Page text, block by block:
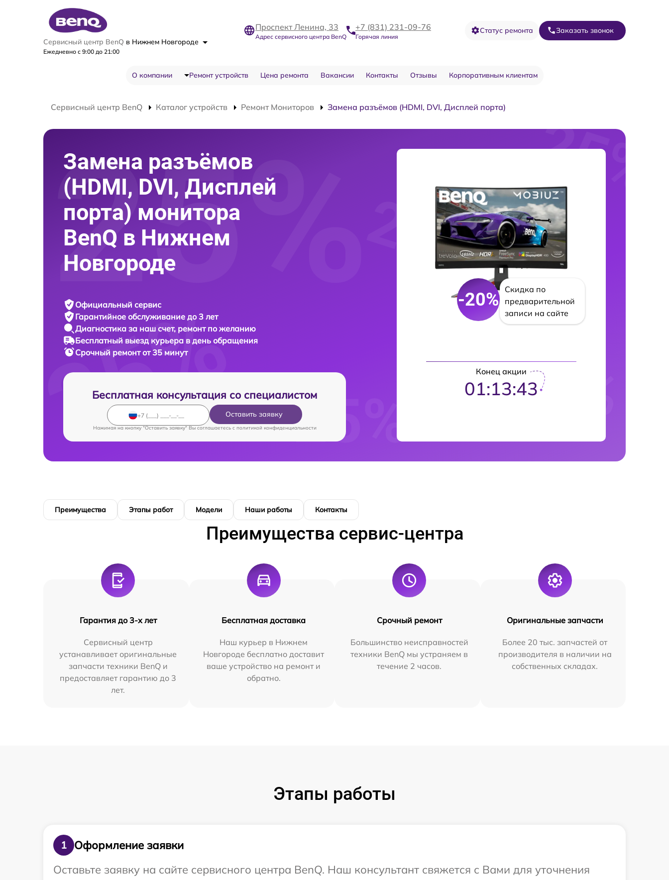
Сервисный центр BenQ в Нижнем Новгороде
Ежедневно с 9:00 до 21:00
Проспект Ленина, 33
Адрес сервисного центра BenQ
+7 (831) 231-09-76
Горячая линия
Статус ремонта Заказать звонок
О компании Ремонт устройств Цена ремонта Вакансии Контакты Отзывы Корпоративным клиентам
Сервисный центр BenQ Каталог устройств Ремонт Мониторов Замена разъёмов (HDMI, DVI, Дисплей порта)
Замена разъёмов
(HDMI, DVI, Дисплей
порта) монитора
BenQ в Нижнем
Новгороде
Официальный сервис
Гарантийное обслуживание до 3 лет
Диагностика за наш счет, ремонт по желанию
Бесплатный выезд курьера в день обращения
Срочный ремонтот 35 минут
Бесплатная консультация со специалистом
Оставить заявку
Нажимая на кнопку "Оставить заявку" Вы соглашаетесь c политикой конфиденциальности
-20%
Скидка по
предварительной
записи на сайте
Конец акции
01:13:42
Преимущества Этапы работ Модели Наши работы Контакты
Преимущества сервис-центра
Гарантия до 3-х лет
Сервисный центр
устанавливает оригинальные
запчасти техники BenQ и
предоставляет гарантию до 3
лет.
Бесплатная доставка
Наш курьер в Нижнем
Новгороде бесплатно доставит
ваше устройство на ремонт и
обратно.
Срочный ремонт
Большинство неисправностей
техники BenQ мы устраняем в
течение 2 часов.
Оригинальные запчасти
Более 20 тыс. запчастей от
производителя в наличии на
собственных складах.
Этапы работы
1
Оформление заявки
Оставьте заявку на сайте сервисного центра BenQ. Наш консультант свяжется с Вами для уточнения